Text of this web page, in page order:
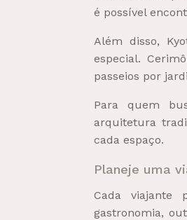
é possível
Além disso,
especial.
passeios por
Para quem
arquitetura
cada espaço.
Planeje uma
Cada viajante
gastronomia,